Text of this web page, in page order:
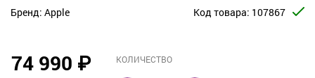
Бренд: Apple Код товара: 107867
КОЛИЧЕСТВО
74 990 ₽